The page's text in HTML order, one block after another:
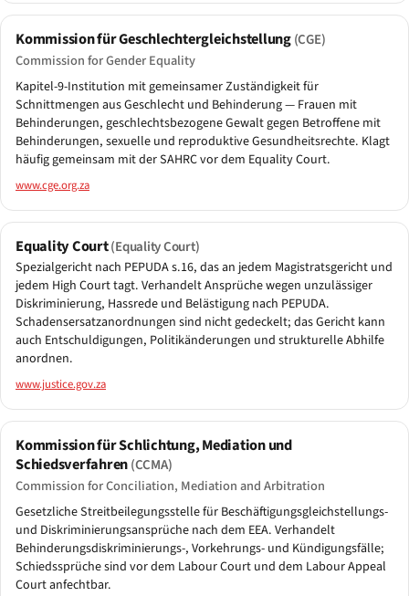
Kommission für Geschlechtergleichstellung(CGE)
Commission for Gender Equality
Kapitel-9-Institution mit gemeinsamer Zuständigkeit für
Schnittmengen aus Geschlecht und Behinderung — Frauen mit
Behinderungen, geschlechtsbezogene Gewalt gegen Betroffene mit
Behinderungen, sexuelle und reproduktive Gesundheitsrechte. Klagt
häufig gemeinsam mit der SAHRC vor dem Equality Court.
www.cge.org.za
Equality Court(Equality Court)
Spezialgericht nach PEPUDA s.16, das an jedem Magistratsgericht und
jedem High Court tagt. Verhandelt Ansprüche wegen unzulässiger
Diskriminierung, Hassrede und Belästigung nach PEPUDA.
Schadensersatzanordnungen sind nicht gedeckelt; das Gericht kann
auch Entschuldigungen, Politikänderungen und strukturelle Abhilfe
anordnen.
www.justice.gov.za
Kommission für Schlichtung, Mediation und
Schiedsverfahren(CCMA)
Commission for Conciliation, Mediation and Arbitration
Gesetzliche Streitbeilegungsstelle für Beschäftigungsgleichstellungs-
und Diskriminierungsansprüche nach dem EEA. Verhandelt
Behinderungsdiskriminierungs-, Vorkehrungs- und Kündigungsfälle;
Schiedssprüche sind vor dem Labour Court und dem Labour Appeal
Court anfechtbar.